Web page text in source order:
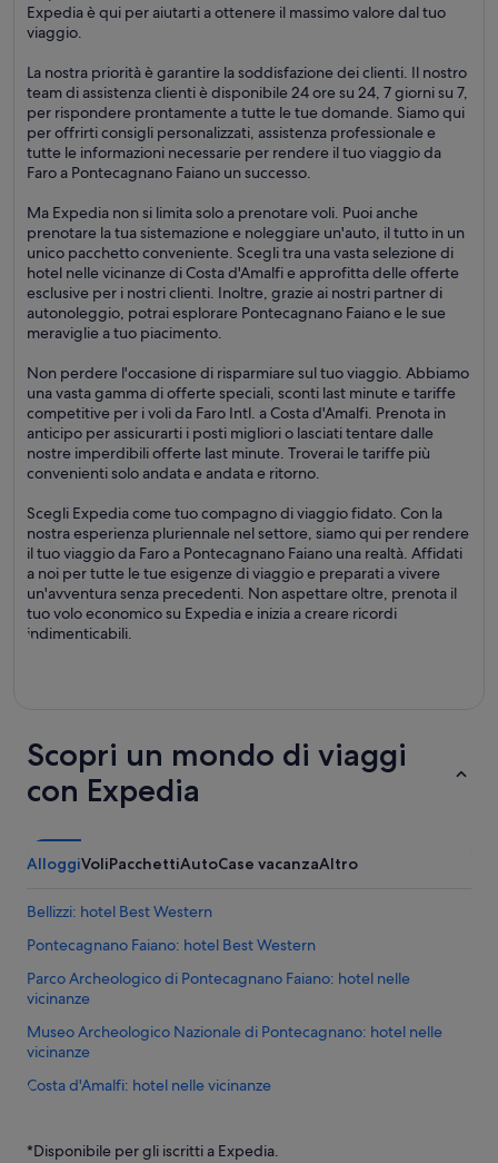
Expedia è qui per aiutarti a ottenere il massimo valore dal tuo
viaggio.
La nostra priorità è garantire la soddisfazione dei clienti. Il nostro
team di assistenza clienti è disponibile 24 ore su 24, 7 giorni su 7,
per rispondere prontamente a tutte le tue domande. Siamo qui
per offrirti consigli personalizzati, assistenza professionale e
tutte le informazioni necessarie per rendere il tuo viaggio da
Faro a Pontecagnano Faiano un successo.
Ma Expedia non si limita solo a prenotare voli. Puoi anche
prenotare la tua sistemazione e noleggiare un'auto, il tutto in un
unico pacchetto conveniente. Scegli tra una vasta selezione di
hotel nelle vicinanze di Costa d'Amalfi e approfitta delle offerte
esclusive per i nostri clienti. Inoltre, grazie ai nostri partner di
autonoleggio, potrai esplorare Pontecagnano Faiano e le sue
meraviglie a tuo piacimento.
Non perdere l'occasione di risparmiare sul tuo viaggio. Abbiamo
una vasta gamma di offerte speciali, sconti last minute e tariffe
competitive per i voli da Faro Intl. a Costa d'Amalfi. Prenota in
anticipo per assicurarti i posti migliori o lasciati tentare dalle
nostre imperdibili offerte last minute. Troverai le tariffe più
convenienti solo andata e andata e ritorno.
Scegli Expedia come tuo compagno di viaggio fidato. Con la
nostra esperienza pluriennale nel settore, siamo qui per rendere
il tuo viaggio da Faro a Pontecagnano Faiano una realtà. Affidati
a noi per tutte le tue esigenze di viaggio e preparati a vivere
un'avventura senza precedenti. Non aspettare oltre, prenota il
tuo volo economico su Expedia e inizia a creare ricordi
indimenticabili.
Scopri un mondo di viaggi
con Expedia
AlloggiVoliPacchettiAutoCase vacanzaAltro
Bellizzi: hotel Best Western
Pontecagnano Faiano: hotel Best Western
Parco Archeologico di Pontecagnano Faiano: hotel nelle
vicinanze
Museo Archeologico Nazionale di Pontecagnano: hotel nelle
vicinanze
Costa d'Amalfi: hotel nelle vicinanze
Bellizzi: hotel a 4 stelle
*Disponibile per gli iscritti a Expedia.